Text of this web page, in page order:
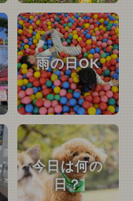
雨の日OK
今日は何の
日？